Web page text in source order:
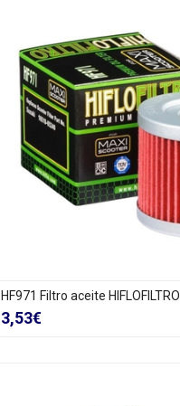
HF971 Filtro aceite HIFLOFILTRO
3,53€